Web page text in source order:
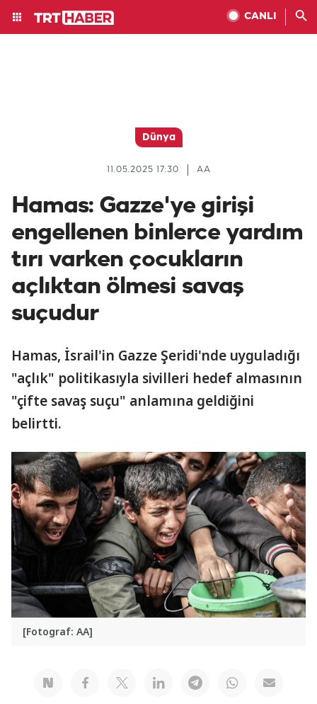
CANLI
Dünya
AA
11.05.2025 17:30
Hamas: Gazze'ye girişi
engellenen binlerce yardım
tırı varken çocukların
açlıktan ölmesi savaş
suçudur
Hamas, İsrail'in Gazze Şeridi'nde uyguladığı
"açlık" politikasıyla sivilleri hedef almasının
"çifte savaş suçu" anlamına geldiğini
belirtti.
[Fotograf: AA]